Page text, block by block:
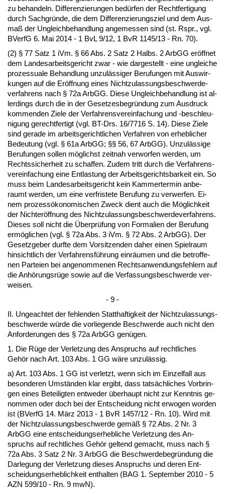
zu be­han­deln. Dif­fe­ren­zie­run­gen bedürfen der Recht­fer­ti­gung
durch Sach­gründe, die dem Dif­fe­ren­zie­rungs­ziel und dem Aus­
maß der Un­gleich­be­hand­lung an­ge­mes­sen sind (st. Rspr., vgl.
BVerfG 6. Mai 2014 - 1 BvL 9/12, 1 BvR 1145/13 - Rn. 70).
(2) § 77 Satz 1 iVm. § 66 Abs. 2 Satz 2 Halbs. 2 ArbGG eröff­net
dem Lan­des­ar­beits­ge­richt zwar - wie dar­ge­stellt - ei­ne un­glei­che
pro­zes­sua­le Be­hand­lung un­zulässi­ger Be­ru­fun­gen mit Aus­wir­
kun­gen auf die Eröff­nung ei­nes Nicht­zu­las­sungs­be­schwer­de­
ver­fah­rens nach § 72a ArbGG. Die­se Un­gleich­be­hand­lung ist al­
ler­dings durch die in der Ge­set­zes­be­gründung zum Aus­druck
kom­men­den Zie­le der Ver­fah­rens­ver­ein­fa­chung und -be­schleu­
ni­gung ge­recht­fer­tigt (vgl. BT-Drs. 16/7716 S. 14). Die­se Zie­le
sind ge­ra­de im ar­beits­ge­richt­li­chen Ver­fah­ren von er­heb­li­cher
Be­deu­tung (vgl. § 61a ArbGG; §§ 56, 67 ArbGG). Un­zulässi­ge
Be­ru­fun­gen sol­len möglichst zeit­nah ver­wor­fen wer­den, um
Rechts­si­cher­heit zu schaf­fen. Zu­dem tritt durch die Ver­fah­rens­
ver­ein­fa­chung ei­ne Ent­las­tung der Ar­beits­ge­richts­bar­keit ein. So
muss beim Lan­des­ar­beits­ge­richt kein Kam­mer­ter­min an­be­
raumt wer­den, um ei­ne ver­fris­te­te Be­ru­fung zu ver­wer­fen. Ei­
nem pro­zessöko­no­mi­schen Zweck dient auch die Möglich­keit
der Nich­teröff­nung des Nicht­zu­las­sungs­be­schwer­de­ver­fah­rens.
Die­ses soll nicht die Über­prüfung von For­ma­li­en der Be­ru­fung
ermögli­chen (vgl. § 72a Abs. 3 iVm. § 72 Abs. 2 ArbGG). Der
Ge­setz­ge­ber durf­te dem Vor­sit­zen­den da­her ei­nen Spiel­raum
hin­sicht­lich der Ver­fah­rensführung einräum­en und die be­trof­fe­
nen Par­tei­en bei an­ge­nom­me­nen Rechts­an­wen­dungs­feh­lern auf
die Anhörungsrüge so­wie auf die Ver­fas­sungs­be­schwer­de ver­
wei­sen.
- 9 -
II. Un­ge­ach­tet der feh­len­den Statt­haf­tig­keit der Nicht­zu­las­sungs­
be­schwer­de würde die vor­lie­gen­de Be­schwer­de auch nicht den
An­for­de­run­gen des § 72a ArbGG genügen.
1. Die Rüge der Ver­let­zung des An­spruchs auf recht­li­ches
Gehör nach Art. 103 Abs. 1 GG wäre un­zulässig.
a) Art. 103 Abs. 1 GG ist ver­letzt, wenn sich im Ein­zel­fall aus
be­son­de­ren Umständen klar er­gibt, dass tatsächli­ches Vor­brin­
gen ei­nes Be­tei­lig­ten ent­we­der über­haupt nicht zur Kennt­nis ge­
nom­men oder doch bei der Ent­schei­dung nicht er­wo­gen wor­den
ist (BVerfG 14. März 2013 - 1 BvR 1457/12 - Rn. 10). Wird mit
der Nicht­zu­las­sungs­be­schwer­de gemäß § 72 Abs. 2 Nr. 3
ArbGG ei­ne ent­schei­dungs­er­heb­li­che Ver­let­zung des An­
spruchs auf recht­li­ches Gehör gel­tend ge­macht, muss nach §
72a Abs. 3 Satz 2 Nr. 3 ArbGG die Be­schwer­de­be­gründung die
Dar­le­gung der Ver­let­zung die­ses An­spruchs und de­ren Ent­
schei­dungs­er­heb­lich­keit ent­hal­ten (BAG 1. Sep­tem­ber 2010 - 5
AZN 599/10 - Rn. 9 mwN).